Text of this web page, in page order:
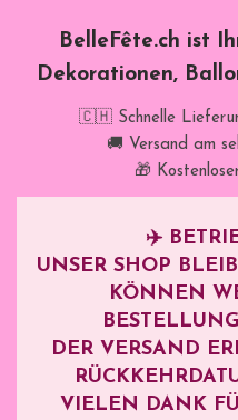
BelleFête.ch ist
Dekorationen,
🇨🇭 Schnelle
🚚 Versand am
🎁
✈️
UNSER SHOP
KÖNNEN
DER VERSAND
VIELEN DANK